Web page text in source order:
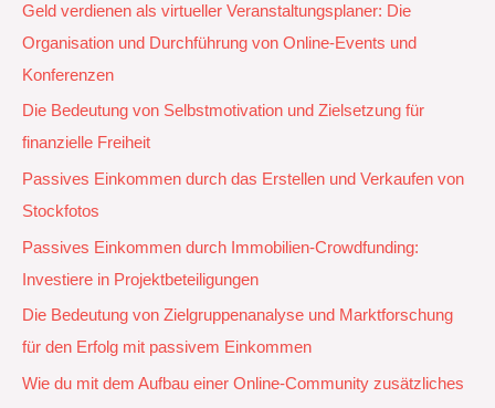
Geld verdienen als virtueller Veranstaltungsplaner: Die
Organisation und Durchführung von Online-Events und
Konferenzen
Die Bedeutung von Selbstmotivation und Zielsetzung für
finanzielle Freiheit
Passives Einkommen durch das Erstellen und Verkaufen von
Stockfotos
Passives Einkommen durch Immobilien-Crowdfunding:
Investiere in Projektbeteiligungen
Die Bedeutung von Zielgruppenanalyse und Marktforschung
für den Erfolg mit passivem Einkommen
Wie du mit dem Aufbau einer Online-Community zusätzliches